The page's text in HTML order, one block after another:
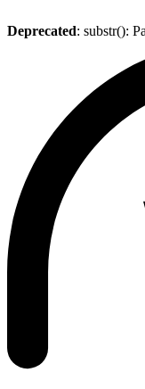
Deprecated: substr():